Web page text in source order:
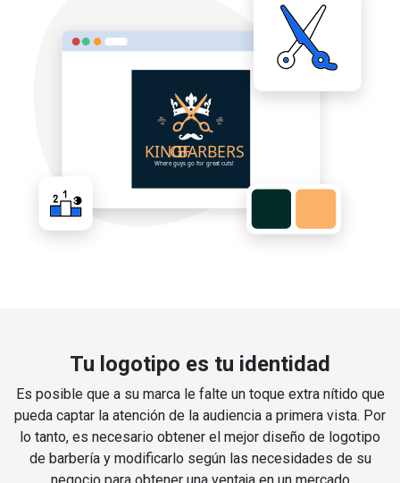
Tu logotipo es tu identidad
Es posible que a su marca le falte un toque extra nítido que
pueda captar la atención de la audiencia a primera vista. Por
lo tanto, es necesario obtener el mejor diseño de logotipo
de barbería y modificarlo según las necesidades de su